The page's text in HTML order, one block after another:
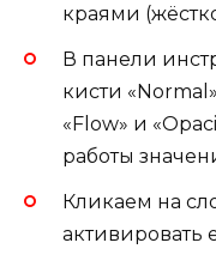
краями
В панели
кисти
«Flow» и
работы
Кликаем на
активировать